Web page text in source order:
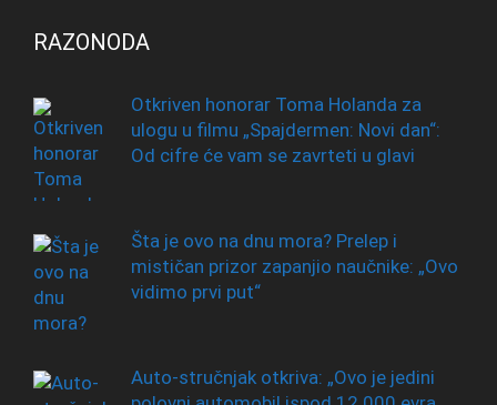
RAZONODA
Otkriven honorar Toma Holanda za
ulogu u filmu „Spajdermen: Novi dan“:
Od cifre će vam se zavrteti u glavi
Šta je ovo na dnu mora? Prelep i
mističan prizor zapanjio naučnike: „Ovo
vidimo prvi put“
Auto-stručnjak otkriva: „Ovo je jedini